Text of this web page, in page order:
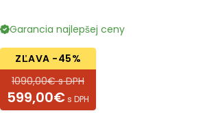
Garancia najlepšej ceny
ZĽAVA -45%
1090,00€ s DPH
599,00€s DPH